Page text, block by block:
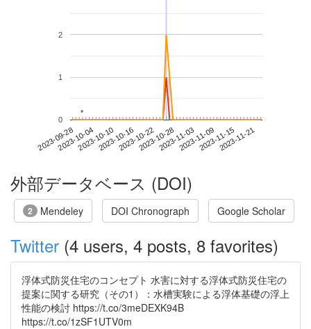
2023-09-282023-10-042023-10-102023-10-162023-10-222023-10-282023-11-032023-11-092023-11-152023-11-21
0
1
2
**
外部データベース (DOI)
2 Mendeley DOI Chronograph Google Scholar
Twitter (4 users, 4 posts, 8 favorites)
浮体式防災住宅のコンセプト 水害に対する浮体式防災住宅の
提案に関する研究（その1）：水槽実験による浮体基礎の浮上
性能の検討 https://t.co/3meDEXK94B
https://t.co/1zSF1UTV0m